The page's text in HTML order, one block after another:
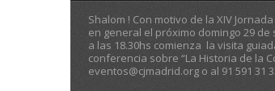
Shalom ! Con motivo de la XIV
en general el próximo domingo 29
a las 18.30hs comienza la visita
conferencia sobre “La Historia de la
eventos@cjmadrid.org o al 91 591 31